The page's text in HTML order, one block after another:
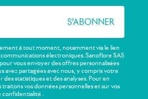
à tout moment, notamment via le lien
électroniques. Sanoflore SAS
vous envoyer des offres personnalisées
avez partagées avec nous, y compris votre
statistiques et des analyses. Pour en
traitons vos données personnelles et sur vos
confidentialité .